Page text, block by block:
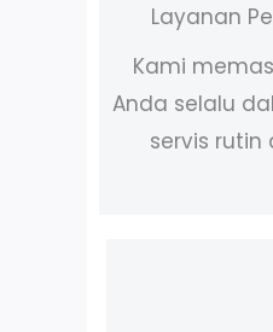
Layanan
Kami
Anda selalu
servis rutin